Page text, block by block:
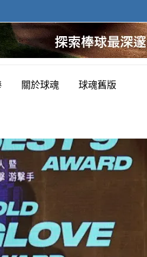
關於球魂 球魂舊版